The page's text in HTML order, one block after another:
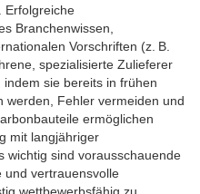
Erfolgreiche
Branchenwissen,
Vorschriften (z. B.
spezialisierte Zulieferer
sie bereits in frühen
werden, Fehler vermeiden und
ermöglichen
mit langjähriger
wichtig sind vorausschauende
und vertrauensvolle
wettbewerbsfähig zu